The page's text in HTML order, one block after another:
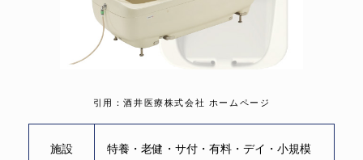
引用：酒井医療株式会社 ホームページ
施設 特養・老健・サ付・有料・デイ・小規模